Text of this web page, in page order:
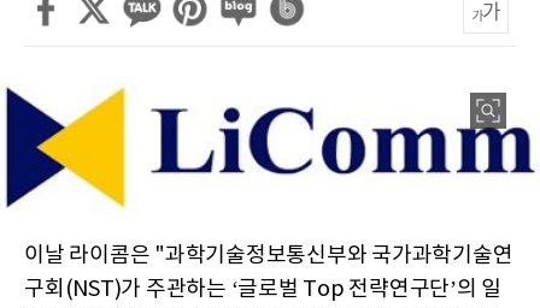
이날 라이콤은 "과학기술정보통신부와 국가과학기술연
구회(NST)가 주관하는 ‘글로벌 Top 전략연구단’의 일